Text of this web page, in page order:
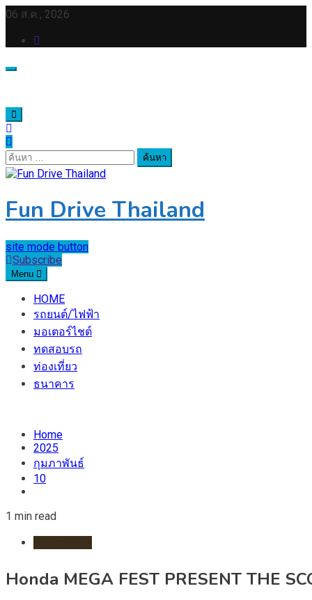
Skip
content
06 ส.ค., 2026
ค้นหา
สำหรับ:
Fun Drive Thailand
site mode button
Subscribe
Menu
HOME
รถยนต์/ไฟฟ้า
มอเตอร์ไชต์
ทดสอบรถ
ท่องเที่ยว
ธนาคาร
Home
2025
กุมภาพันธ์
10
1 min read
Honda MEGA FEST PRESENT THE